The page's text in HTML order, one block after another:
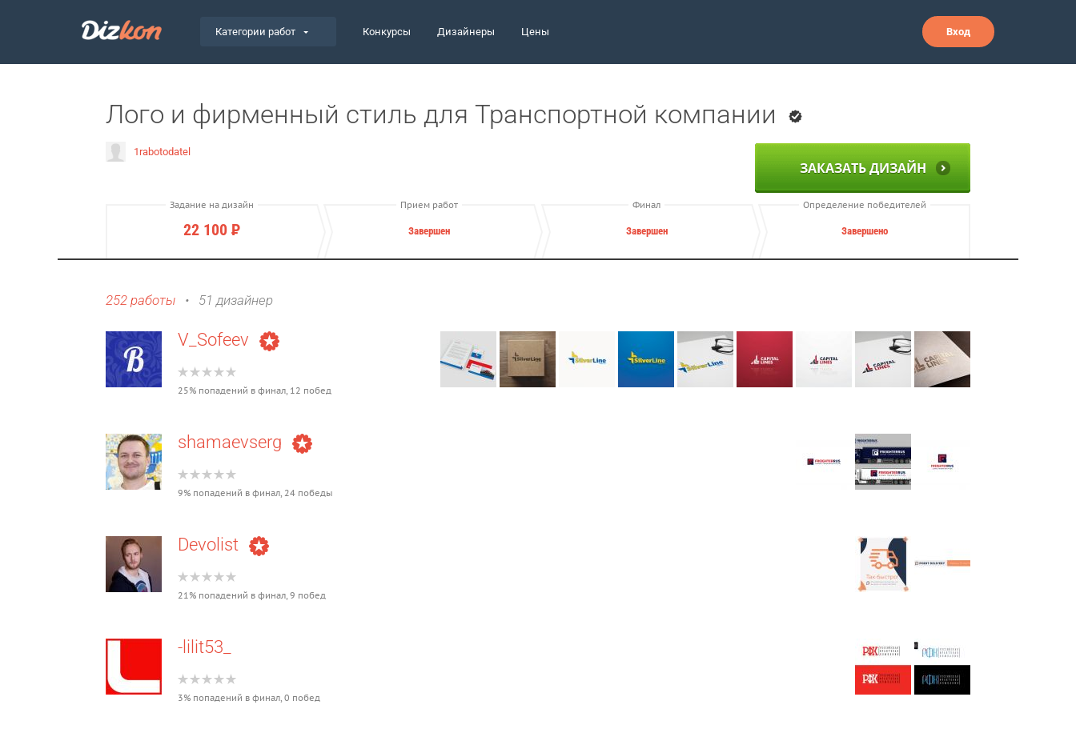
Категории работ Конкурсы Дизайнеры Цены Вход
Лого и фирменный стиль для Транспортной компании
1rabotodatel
ЗАКАЗАТЬ ДИЗАЙН
Задание на дизайн
22 100 Р
Прием работ
Завершен
Финал
Завершен
Определение победителей
Завершено
252 работы • 51 дизайнер
V_Sofeev
25% попадений в финал, 12 побед
shamaevserg
9% попадений в финал, 24 победы
Devolist
21% попадений в финал, 9 побед
-lilit53_
3% попадений в финал, 0 побед